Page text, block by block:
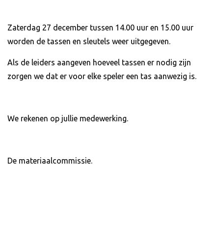
Zaterdag 27 december tussen 14.00 uur en 15.00 uur
worden de tassen en sleutels weer uitgegeven.
Als de leiders aangeven hoeveel tassen er nodig zijn
zorgen we dat er voor elke speler een tas aanwezig is.
We rekenen op jullie medewerking.
De materiaalcommissie.